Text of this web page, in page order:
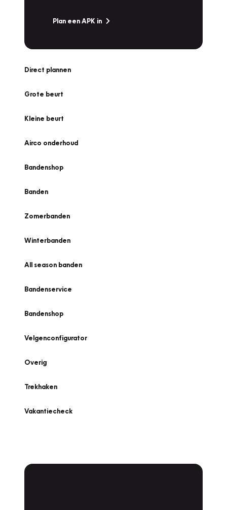
Plan een APK in
Direct plannen
Grote beurt
Kleine beurt
Airco onderhoud
Bandenshop
Banden
Zomerbanden
Winterbanden
All season banden
Bandenservice
Bandenshop
Velgenconfigurator
Overig
Trekhaken
Vakantiecheck